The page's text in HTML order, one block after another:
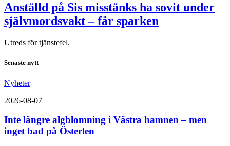
Anställd på Sis misstänks ha sovit under
självmordsvakt – får sparken
Utreds för tjänstefel.
Senaste nytt
Nyheter
2026-08-07
Inte längre algblomning i Västra hamnen – men
inget bad på Österlen